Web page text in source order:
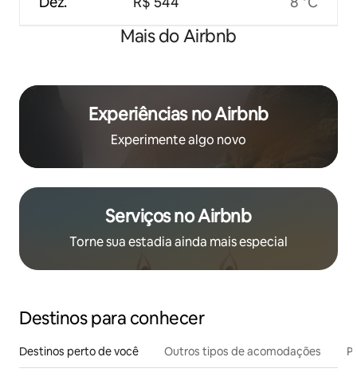
Mais do Airbnb
Experiências no Airbnb
Experimente algo novo
Serviços no Airbnb
Torne sua estadia ainda mais especial
Destinos para conhecer
Destinos perto de você Outros tipos de acomodações